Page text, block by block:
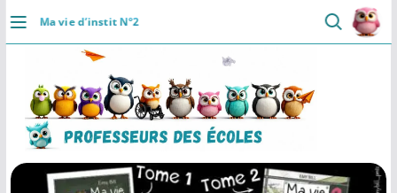
PasserMa vie d’instit N°2
DÉCOUVRIR
Accueil
Se connecter
Actualités